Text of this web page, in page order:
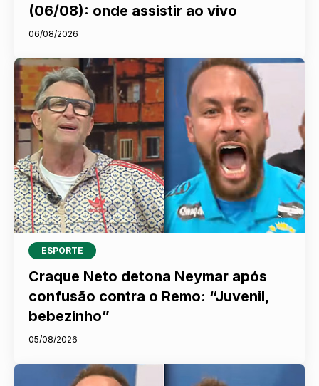
(06/08): onde assistir ao vivo
06/08/2026
ESPORTE
Craque Neto detona Neymar após
confusão contra o Remo: “Juvenil,
bebezinho”
05/08/2026